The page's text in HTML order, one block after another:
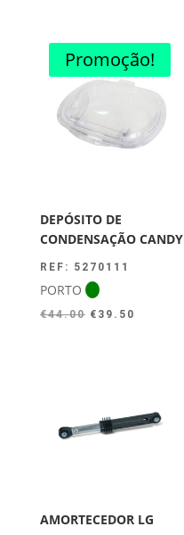
Promoção!
DEPÓSITO DE
CONDENSAÇÃO CANDY
REF: 5270111
PORTO
€44.00 O
€ 39.50
AMORTECEDOR LG